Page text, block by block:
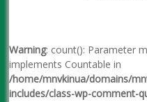
Warning: count(): Parameter
implements Countable in
/home/mnvkinua/domains/
includes/class-wp-comment-